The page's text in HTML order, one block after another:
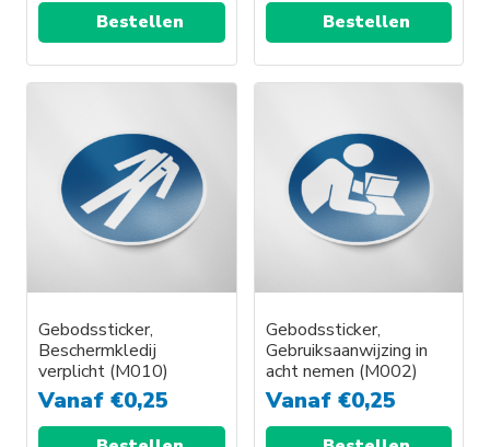
Bestellen Bestellen
Gebodssticker,
Beschermkledij
verplicht (M010)
Vanaf €0,25
Gebodssticker,
Gebruiksaanwijzing in
acht nemen (M002)
Vanaf €0,25